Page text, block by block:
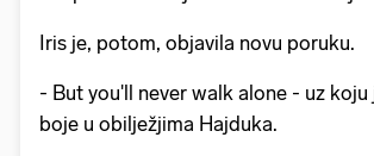
Iris je, potom, objavila novu poruku.
- But you'll never walk alone - uz koju
boje u obilježjima Hajduka.